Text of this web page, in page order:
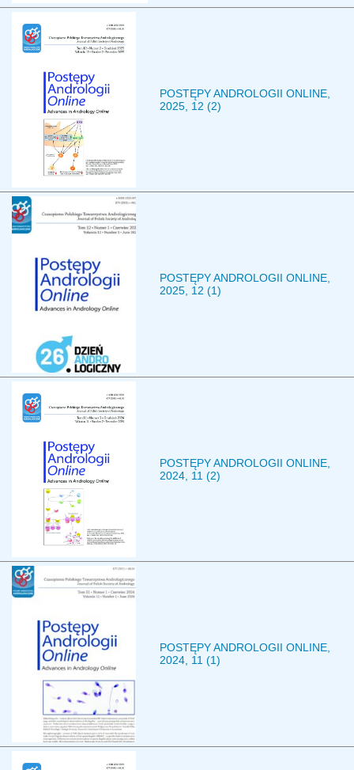
POSTĘPY ANDROLOGII ONLINE,
2025, 12 (2)
POSTĘPY ANDROLOGII ONLINE,
2025, 12 (1)
POSTĘPY ANDROLOGII ONLINE,
2024, 11 (2)
POSTĘPY ANDROLOGII ONLINE,
2024, 11 (1)